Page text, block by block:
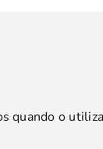
quando o